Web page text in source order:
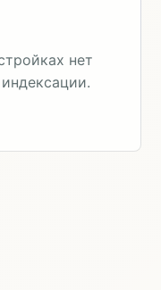
нет